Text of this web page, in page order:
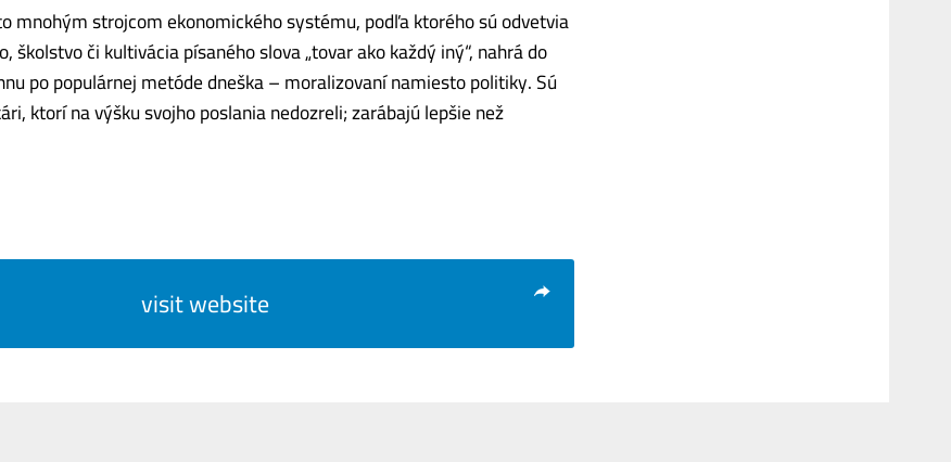
mnohým strojcom ekonomického systému, podľa ktorého sú odvetvia
školstvo či kultivácia písaného slova „tovar ako každý iný“, nahrá do
po populárnej metóde dneška – moralizovaní namiesto politiky. Sú
ktorí na výšku svojho poslania nedozreli; zarábajú lepšie než
visit website